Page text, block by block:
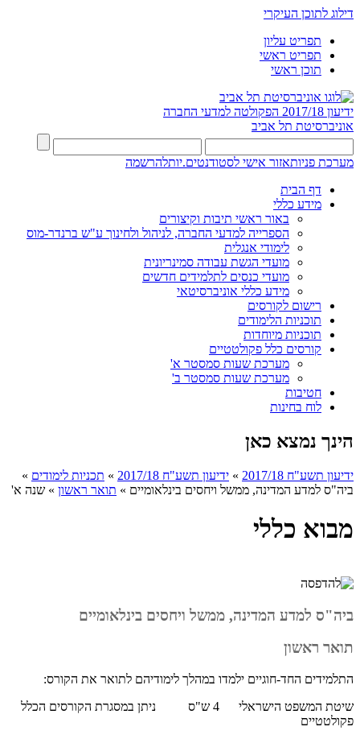
דילוג לתוכן העיקרי
תפריט עליון
תפריט ראשי
תוכן ראשי
ידיעון 2017/18
הפקולטה למדעי החברה
אוניברסיטת תל אביב
מערכת פניותאזור אישי לסטודנטים.יותלהרשמה
דף הבית
מידע כללי
באור ראשי תיבות וקיצורים
הספרייה למדעי החברה, לניהול ולחינוך ע"ש ברנדר-מוס
לימודי אנגלית
מועדי הגשת עבודה סמינריונית
מועדי כנסים לתלמידים חדשים
מידע כללי אוניברסיטאי
רישום לקורסים
תוכניות הלימודים
תוכניות מיוחדות
קורסים כלל פקולטטיים
מערכת שעות סמסטר א'
מערכת שעות סמסטר ב'
חטיבות
לוח בחינות
הינך נמצא כאן
ידיעון תשע"ח 2017/18 » ידיעון תשע"ח 2017/18 » תכניות לימודים »
ביה"ס למדע המדינה, ממשל ויחסים בינלאומיים » תואר ראשון » שנה א'
מבוא כללי
ביה"ס למדע המדינה, ממשל ויחסים בינלאומיים
תואר ראשון
התלמידים החד-חוגיים ילמדו במהלך לימודיהם לתואר את הקורס:
שיטת המשפט הישראלי 4 ש"ס ניתן במסגרת הקורסים הכלל
פקולטטיים